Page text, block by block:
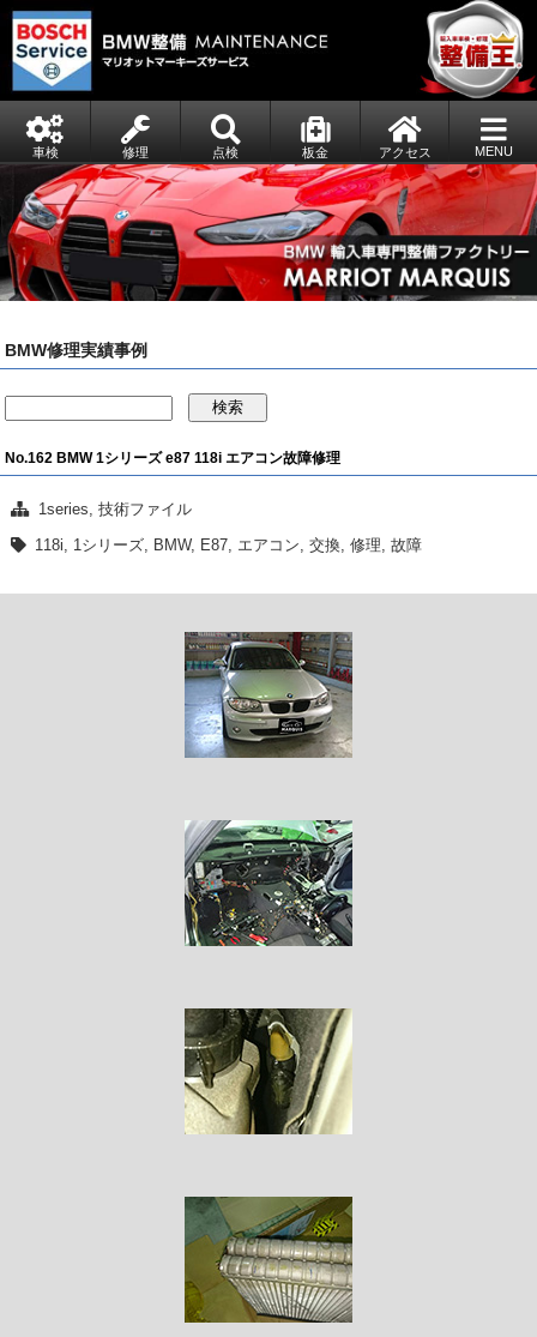
車検 修理 点検 板金 アクセス MENU
BMW修理実績事例
検索
No.162 BMW 1シリーズ e87 118i エアコン故障修理
1series,技術ファイル
118i
1シリーズ BMW, E87 エアコン ,交換 ,修理 ,故障